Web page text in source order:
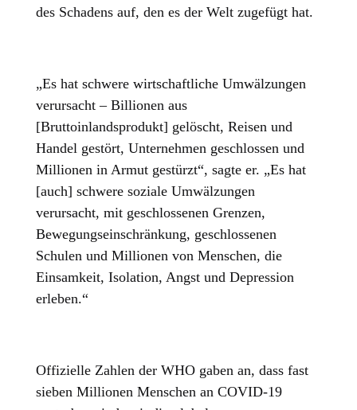
des Schadens auf, den es der Welt zugefügt hat.
„Es hat schwere wirtschaftliche Umwälzungen
verursacht – Billionen aus
[Bruttoinlandsprodukt] gelöscht, Reisen und
Handel gestört, Unternehmen geschlossen und
Millionen in Armut gestürzt“, sagte er. „Es hat
[auch] schwere soziale Umwälzungen
verursacht, mit geschlossenen Grenzen,
Bewegungseinschränkung, geschlossenen
Schulen und Millionen von Menschen, die
Einsamkeit, Isolation, Angst und Depression
erleben.“
Offizielle Zahlen der WHO gaben an, dass fast
sieben Millionen Menschen an COVID-19